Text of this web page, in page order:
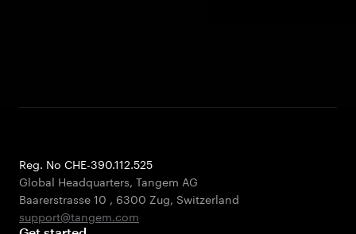
Reg. No CHE-390.112.525
Global Headquarters, Tangem AG
Baarerstrasse 10 , 6300 Zug, Switzerland
support@tangem.com